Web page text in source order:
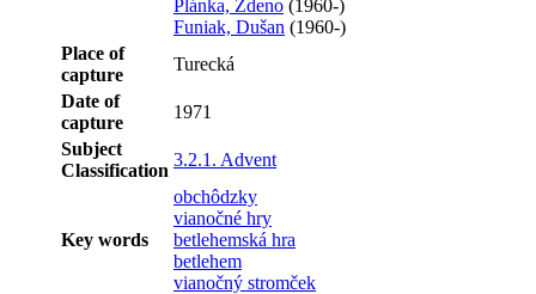
Plánka, Zdeno (1960-)
Funiak, Dušan (1960-)
Place of
capture
Turecká
Date of
capture
1971
Subject
Classification
3.2.1. Advent
Key words
obchôdzky
vianočné hry
betlehemská hra
betlehem
vianočný stromček